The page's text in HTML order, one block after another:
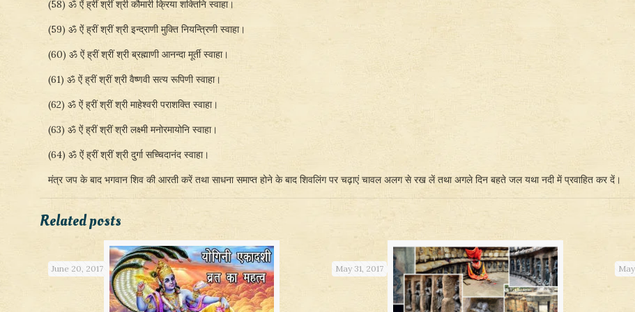
(58) ॐ ऐं ह्रीं श्रीं श्री कौमारी क्रिया शक्तिनि स्वाहा।
(59) ॐ ऐं ह्रीं श्रीं श्री इन्द्राणी मुक्ति नियन्त्रिणी स्वाहा।
(60) ॐ ऐं ह्रीं श्रीं श्री ब्रह्माणी आनन्दा मूर्ती स्वाहा।
(61) ॐ ऐं ह्रीं श्रीं श्री वैष्णवी सत्य रूपिणी स्वाहा।
(62) ॐ ऐं ह्रीं श्रीं श्री माहेश्वरी पराशक्ति स्वाहा।
(63) ॐ ऐं ह्रीं श्रीं श्री लक्ष्मी मनोरमायोनि स्वाहा।
(64) ॐ ऐं ह्रीं श्रीं श्री दुर्गा सच्चिदानंद स्वाहा।
मंत्र जप के बाद भगवान शिव की आरती करें तथा साधना समाप्त होने के बाद शिवलिंग पर चढ़ाएं चावल अलग से रख लें तथा अगले दिन बहते जल यथा नदी में प्रवाहित कर दें।
Related posts
June 20, 2017 May 31, 2017